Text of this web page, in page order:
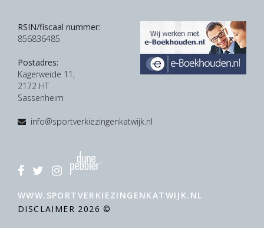
RSIN/fiscaal nummer:
856836485
Postadres:
Kagerweide 11,
2172 HT
Sassenheim
info@sportverkiezingenkatwijk.nl
WWW.SPORTVERKIEZINGENKATWIJK.NL
DISCLAIMER 2026 ©